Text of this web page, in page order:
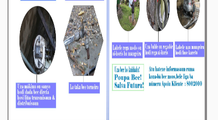
BTL, E.P: UNIDO Aprezenta Rezultadu
Avaliasaun Laboratóriu ba KE
Média_BTL, E.P 04-Setembru-2024
Díli, 04/09/2024. Vise-Prezidente Komisaun